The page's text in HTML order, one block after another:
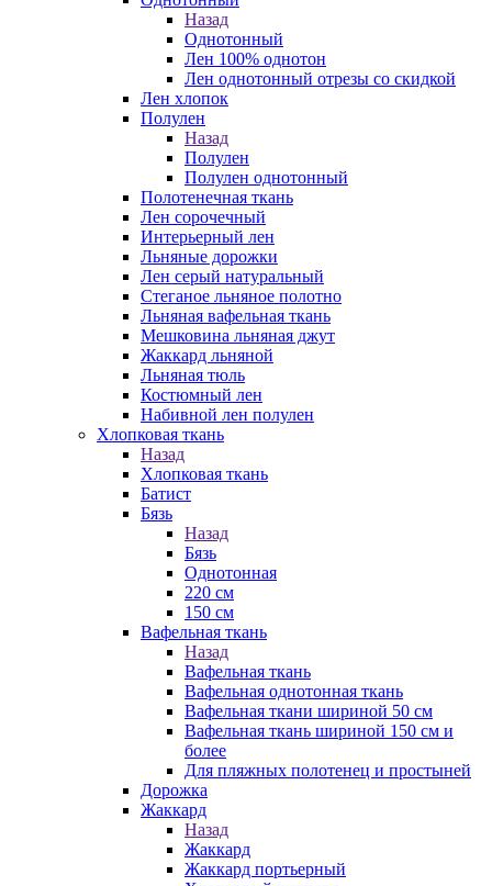
Назад
Однотонный
Лен 100% однотон
Лен однотонный отрезы со скидкой
Лен хлопок
Полулен
Назад
Полулен
Полулен однотонный
Полотенечная ткань
Лен сорочечный
Интерьерный лен
Льняные дорожки
Лен серый натуральный
Стеганое льняное полотно
Льняная вафельная ткань
Мешковина льняная джут
Жаккард льняной
Льняная тюль
Костюмный лен
Набивной лен полулен
Хлопковая ткань
Назад
Хлопковая ткань
Батист
Бязь
Назад
Бязь
Однотонная
220 см
150 см
Вафельная ткань
Назад
Вафельная ткань
Вафельная однотонная ткань
Вафельная ткани шириной 50 см
Вафельная ткань шириной 150 см и
более
Для пляжных полотенец и простыней
Дорожка
Жаккард
Назад
Жаккард
Жаккард портьерный